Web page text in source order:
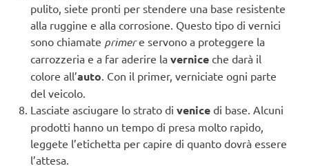
pulito, siete pronti per stendere una base resistente
alla ruggine e alla corrosione. Questo tipo di vernici
sono chiamate primere servono a proteggere la
carrozzeria e a far aderire la vernice che darà il
colore all’auto. Con il primer, verniciate ogni parte
del veicolo.
Lasciate asciugare lo strato di venice di base. Alcuni
prodotti hanno un tempo di presa molto rapido,
leggete l’etichetta per capire di quanto dovrà essere
l’attesa.